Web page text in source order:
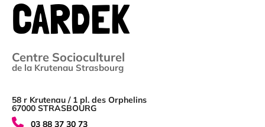
CARDEK
Centre Socioculturel
de la Krutenau Strasbourg
58 r Krutenau / 1 pl. des Orphelins
67000 STRASBOURG
03 88 37 30 73